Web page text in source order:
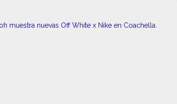
muestra nuevas Off White x Nike en Coachella.